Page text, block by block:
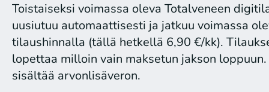
Toistaiseksi voimassa oleva Totalveneen
uusiutuu automaattisesti ja jatkuu voimassa
tilaushinnalla (tällä hetkellä 6,90 €/kk).
lopettaa milloin vain maksetun jakson
sisältää arvonlisäveron.